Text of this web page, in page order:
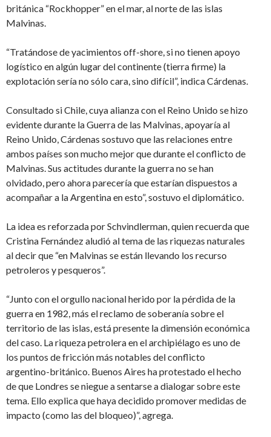
británica “Rockhopper” en el mar, al norte de las islas
Malvinas.
“Tratándose de yacimientos off-shore, si no tienen apoyo
logístico en algún lugar del continente (tierra firme) la
explotación sería no sólo cara, sino difícil”, indica Cárdenas.
Consultado si Chile, cuya alianza con el Reino Unido se hizo
evidente durante la Guerra de las Malvinas, apoyaría al
Reino Unido, Cárdenas sostuvo que las relaciones entre
ambos países son mucho mejor que durante el conflicto de
Malvinas. Sus actitudes durante la guerra no se han
olvidado, pero ahora parecería que estarían dispuestos a
acompañar a la Argentina en esto”, sostuvo el diplomático.
La idea es reforzada por Schvindlerman, quien recuerda que
Cristina Fernández aludió al tema de las riquezas naturales
al decir que “en Malvinas se están llevando los recurso
petroleros y pesqueros”.
“Junto con el orgullo nacional herido por la pérdida de la
guerra en 1982, más el reclamo de soberanía sobre el
territorio de las islas, está presente la dimensión económica
del caso. La riqueza petrolera en el archipiélago es uno de
los puntos de fricción más notables del conflicto
argentino-británico. Buenos Aires ha protestado el hecho
de que Londres se niegue a sentarse a dialogar sobre este
tema. Ello explica que haya decidido promover medidas de
impacto (como las del bloqueo)”, agrega.